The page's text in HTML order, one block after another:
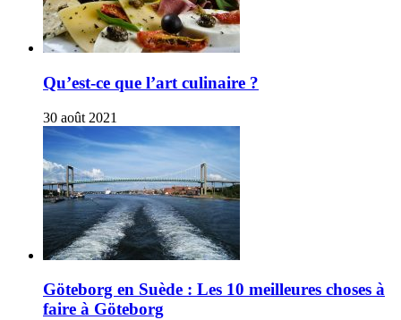
Qu’est-ce que l’art culinaire ?
30 août 2021
Göteborg en Suède : Les 10 meilleures choses à
faire à Göteborg